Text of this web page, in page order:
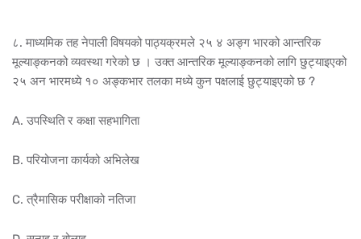
८. माध्यमिक तह नेपाली विषयको पाठ्यक्रमले २५ ४ अङ्ग भारको आन्तरिक
मूल्याङ्कनको व्यवस्था गरेको छ । उक्त आन्तरिक मूल्याङ्कनको लागि छुट्याइएको
२५ अन भारमध्ये १० अङ्कभार तलका मध्ये कुन पक्षलाई छुट्याइएको छ ?
A. उपस्थिति र कक्षा सहभागिता
B. परियोजना कार्यको अभिलेख
C. त्रैमासिक परीक्षाको नतिजा